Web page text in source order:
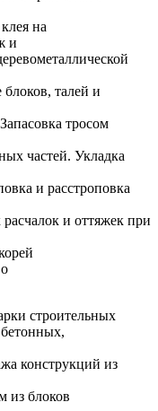
на
и
талей и
тросом
частей. Укладка
и расстроповка
и оттяжек при
строительных
конструкций из
из блоков